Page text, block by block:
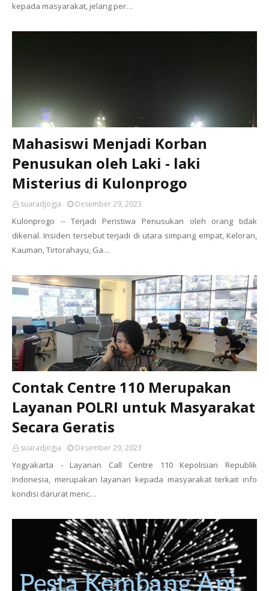
kepada masyarakat, jelang per…
Mahasiswi Menjadi Korban
Penusukan oleh Laki - laki
Misterius di Kulonprogo
suaradjogja Desember 29, 2023
Kulonprogo -- Terjadi Peristiwa Penusukan oleh orang tidak
dikenal. Insiden tersebut terjadi di utara simpang empat, Keloran,
Kauman, Tirtorahayu, Ga…
Contak Centre 110 Merupakan
Layanan POLRI untuk Masyarakat
Secara Geratis
suaradjogja Desember 29, 2023
Yogyakarta - Layanan Call Centre 110 Kepolisian Republik
Indonesia, merupakan layanan kepada masyarakat terkait info
kondisi darurat menc…